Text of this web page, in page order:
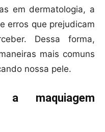
em dermatologia, a
erros que prejudicam
Dessa forma,
mais comuns
nossa pele.
maquiagem